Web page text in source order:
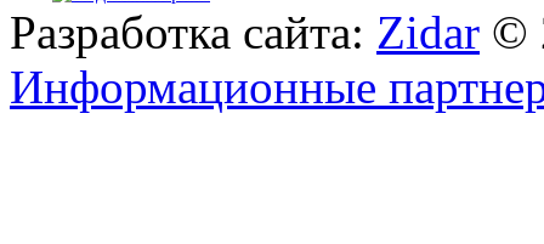
Разработка сайта: Zidar ©
Информационные